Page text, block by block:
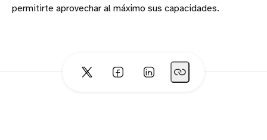
permitirte aprovechar al máximo sus capacidades.